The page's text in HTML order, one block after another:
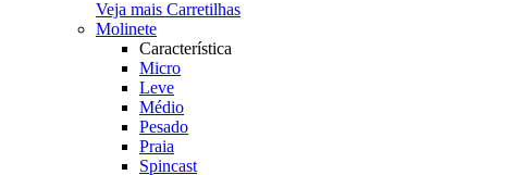
Veja mais Carretilhas
Molinete
Característica
Micro
Leve
Médio
Pesado
Praia
Spincast